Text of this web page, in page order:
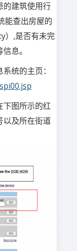
的建筑使用行
能查出房屋的
）,是否有未完
息。
统的主页：
下图所示的红
以及所在街道